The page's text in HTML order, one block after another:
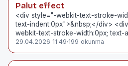
Palut effect
<div style="-webkit-text-stroke-
text-indent:0px">&nbsp;</div>
webkit-text-stroke-width:0px; text-
29.04.2026 11:49 199 okunma